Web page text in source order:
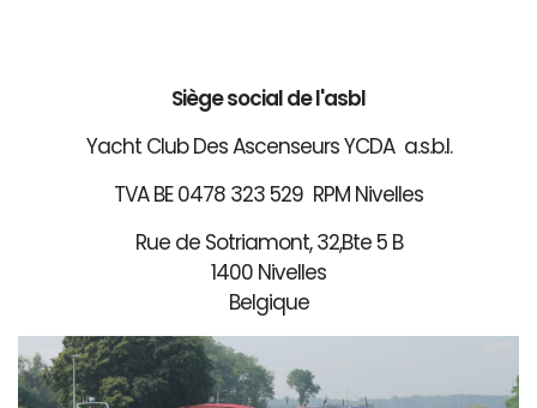
Siège social de l'asbl
Yacht Club Des Ascenseurs YCDA a.s.b.l.
TVA BE 0478 323 529 RPM Nivelles
Rue de Sotriamont, 32,Bte 5 B
1400 Nivelles
Belgique